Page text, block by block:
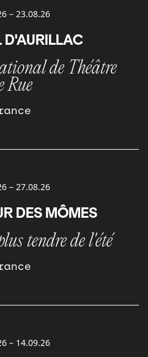
– 23.08.26
D'AURILLAC
de Théâtre
Rue
– 27.08.26
DES MÔMES
tendre de l'été
– 14.09.26